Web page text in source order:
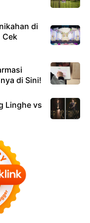
di
Cek
di Sini!
Linghe vs